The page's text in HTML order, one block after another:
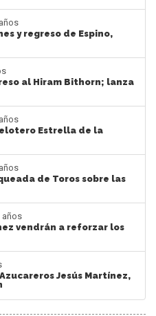
y regreso de Espino,
al Hiram Bithorn; lanza
Estrella de la
de Toros sobre las
años
vendrán a reforzar los
Jesús Martínez,